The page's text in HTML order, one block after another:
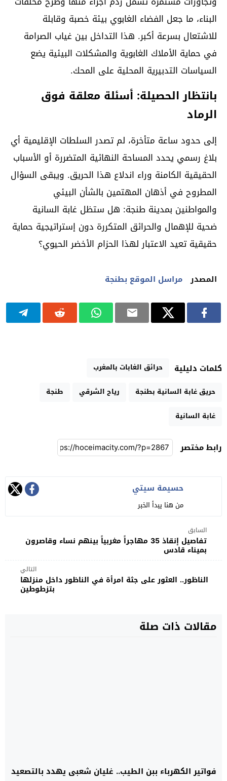
البناء، ما جعل الفضاء الغابوي بيئة خصبة وقابلة
للاشتعال بسرعة أكبر. هذا التداخل بين غياب الصرامة
في حماية الأملاك الغابوية والمشكلات البيئية يضع
السياسات التدبيرية المحلية على المحك.
بانتظار الحصيلة: أسئلة معلقة فوق
الرماد
إلى حدود ساعة متأخرة، لم تصدر السلطات الإقليمية أي
بلاغ رسمي يحدد المساحة النهائية المتضررة أو الأسباب
الحقيقية الكامنة وراء اندلاع هذا الحريق. ويبقى السؤال
المطروح في أذهان المهتمين بالشأن البيئي
والمواطنين بمدينة طنجة: هل ستظل غابة السانية
ضحية للإهمال والحرائق المتكررة دون إستراتيجية حماية
حقيقية تعيد الاعتبار لهذا الحزام الأخضر الحيوي؟
المصدر مراسل الموقع بطنجة
كلمات دليلية
حرائق الغابات بالمغرب
حريق غابة السانية بطنجة
رياح الشرقي
طنجة
غابة السانية
رابط مختصر
حسيمة سيتي
من هنا يبدأ الخبر
السابق
تفاصيل إنقاذ 35 مهاجراً مغربياً بينهم نساء وقاصرون
بميناء قادس
التالي
الناظور.. العثور على جثة امرأة في الناظور داخل منزلها
بتزطوطين
مقالات ذات صلة
فواتير الكهرباء ببن الطيب.. غليان شعبي يهدد بالتصعيد